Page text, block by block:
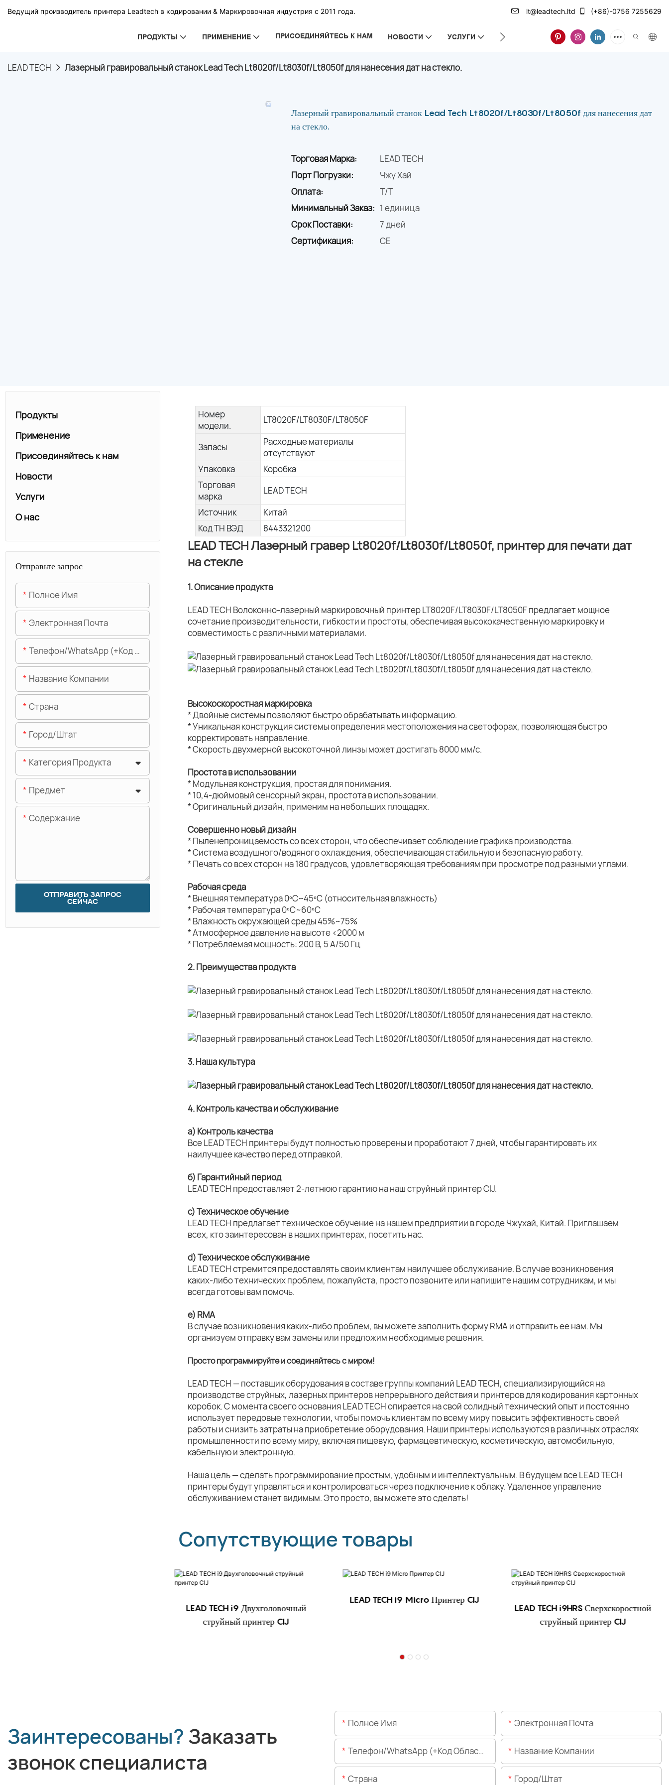
Ведущий производитель принтера Leadtech в кодировании & Маркировочная индустрия с 2011 года. lt@leadtech.ltd (+86)-0756 7255629
ПРОДУКТЫ ПРИМЕНЕНИЕ ПРИСОЕДИНЯЙТЕСЬ К НАМ НОВОСТИ УСЛУГИ О НАС
LEAD TECH Лазерный гравировальный станок Lead Tech Lt8020f/Lt8030f/Lt8050f для нанесения дат на стекло.
Лазерный гравировальный станок Lead Tech Lt8020f/Lt8030f/Lt8050f для нанесения дат
на стекло.
Торговая Марка:
LEAD TECH
Порт Погрузки:
Чжу Хай
Оплата:
T/T
Минимальный Заказ: 1 единица
Срок Поставки:
7 дней
Сертификация:
CE
Номер
модели.
LT8020F/LT8030F/LT8050F
Запасы
Расходные материалы
отсутствуют
Упаковка
Коробка
Торговая
марка
LEAD TECH
Источник
Китай
Код ТН ВЭД
8443321200
LEAD TECH Лазерный гравер Lt8020f/Lt8030f/Lt8050f, принтер для печати дат
на стекле
1. Описание продукта
LEAD TECH Волоконно-лазерный маркировочный принтер LT8020F/LT8030F/LT8050F предлагает мощное
сочетание производительности, гибкости и простоты, обеспечивая высококачественную маркировку и
совместимость с различными материалами.
Высокоскоростная маркировка
* Двойные системы позволяют быстро обрабатывать информацию.
* Уникальная конструкция системы определения местоположения на светофорах, позволяющая быстро
корректировать направление.
* Скорость двухмерной высокоточной линзы может достигать 8000 мм/с.
Простота в использовании
* Модульная конструкция, простая для понимания.
* 10,4-дюймовый сенсорный экран, простота в использовании.
* Оригинальный дизайн, применим на небольших площадях.
Совершенно новый дизайн
* Пыленепроницаемость со всех сторон, что обеспечивает соблюдение графика производства.
* Система воздушного/водяного охлаждения, обеспечивающая стабильную и безопасную работу.
* Печать со всех сторон на 180 градусов, удовлетворяющая требованиям при просмотре под разными углами.
Рабочая среда
* Внешняя температура 0ºC~45ºC (относительная влажность)
* Рабочая температура 0ºC~60ºC
* Влажность окружающей среды 45%~75%
* Атмосферное давление на высоте <2000 м
* Потребляемая мощность: 200 В, 5 А/50 Гц
2. Преимущества продукта
3. Наша культура
4. Контроль качества и обслуживание
а) Контроль качества
Все LEAD TECH принтеры будут полностью проверены и проработают 7 дней, чтобы гарантировать их
наилучшее качество перед отправкой.
б) Гарантийный период
LEAD TECH предоставляет 2-летнюю гарантию на наш струйный принтер CIJ.
c) Техническое обучение
LEAD TECH предлагает техническое обучение на нашем предприятии в городе Чжухай, Китай. Приглашаем
всех, кто заинтересован в наших принтерах, посетить нас.
d) Техническое обслуживание
LEAD TECH стремится предоставлять своим клиентам наилучшее обслуживание. В случае возникновения
каких-либо технических проблем, пожалуйста, просто позвоните или напишите нашим сотрудникам, и мы
всегда готовы вам помочь.
e) RMA
В случае возникновения каких-либо проблем, вы можете заполнить форму RMA и отправить ее нам. Мы
организуем отправку вам замены или предложим необходимые решения.
Просто программируйте и соединяйтесь с миром!
LEAD TECH — поставщик оборудования в составе группы компаний LEAD TECH, специализирующийся на
производстве струйных, лазерных принтеров непрерывного действия и принтеров для кодирования картонных
коробок. С момента своего основания LEAD TECH опирается на свой солидный технический опыт и постоянно
использует передовые технологии, чтобы помочь клиентам по всему миру повысить эффективность своей
работы и снизить затраты на приобретение оборудования. Наши принтеры используются в различных отраслях
промышленности по всему миру, включая пищевую, фармацевтическую, косметическую, автомобильную,
кабельную и электронную.
Наша цель — сделать программирование простым, удобным и интеллектуальным. В будущем все LEAD TECH
принтеры будут управляться и контролироваться через подключение к облаку. Удаленное управление
обслуживанием станет видимым. Это просто, вы можете это сделать!
Сопутствующие товары
LEAD TECH i9 Двухголовочный
струйный принтер CIJ
LEAD TECH i9 Micro Принтер CIJ
LEAD TECH i9HRS Сверхскоростной
струйный принтер CIJ
Продукты
Применение
Присоединяйтесь к нам
Новости
Услуги
О нас
Отправьте запрос
Полное Имя
Электронная Почта
Телефон/WhatsApp (+код Области)
Название Компании
Страна
Город/штат
Категория Продукта
Предмет
Содержание
ОТПРАВИТЬ ЗАПРОС
СЕЙЧАС
Заинтересованы? Заказать
звонок специалиста
Полное Имя Электронная Почта
Телефон/WhatsApp (+код Области) Название Компании
Страна Город/штат